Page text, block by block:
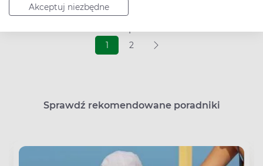
Akceptuj niezbędne
1 2
Sprawdź rekomendowane poradniki